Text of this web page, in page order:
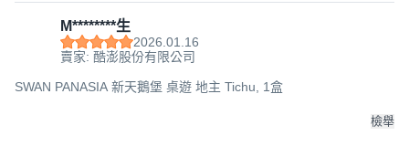
M********生
2026.01.16
賣家: 酷澎股份有限公司
SWAN PANASIA 新天鵝堡 桌遊 地主 Tichu, 1盒
檢舉